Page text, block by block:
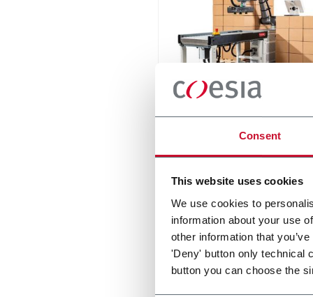
Consent
This website uses cookies
We use cookies to
information about your use
other information that
'Deny' button only technical
button you can choose the
New collaborative
palletizer with unmatched
layer.
Scopri di più